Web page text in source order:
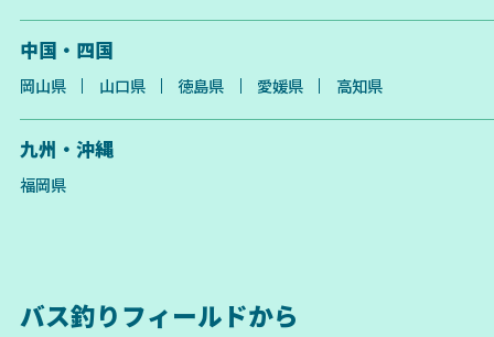
中国・四国
岡山県 山口県 徳島県 愛媛県 高知県
九州・沖縄
福岡県
バス釣りフィールドから